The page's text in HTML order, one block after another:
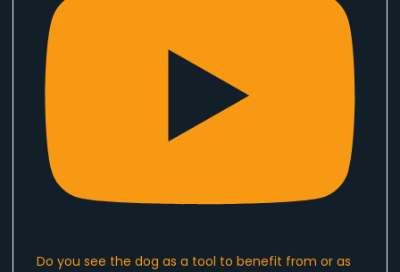
Do you see the dog as a tool to benefit from or as